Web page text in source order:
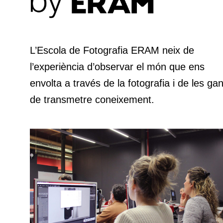
L’Escola de Fotografia ERAM neix de
l’experiència d’observar el món que ens
envolta a través de la fotografia i de les
de transmetre coneixement.